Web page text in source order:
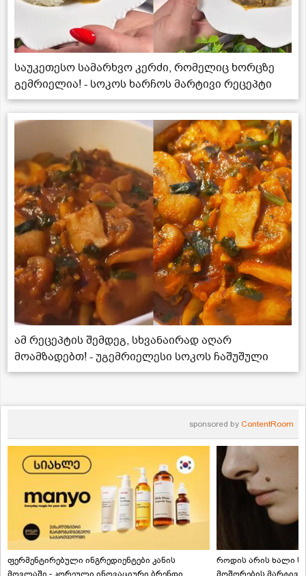
საუკეთესო სამარხვო კერძი, რომელიც ხორცზე
გემრიელია! - სოკოს ხარჩოს მარტივი რეცეპტი
ამ რეცეპტის შემდეგ, სხვანაირად აღარ
მოამზადებთ! - უგემრიელესი სოკოს ჩაშუშული
sponsored by ContentRoom
ფერმენტირებული ინგრედიენტები კანის
მოვლაში - კორეული ინოვაციური ბრენდი
როდის არის ხალი
მოშორების